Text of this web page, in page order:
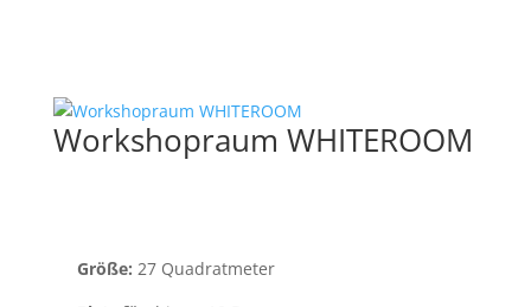
Workshopraum WHITEROOM
Größe: 27 Quadratmeter